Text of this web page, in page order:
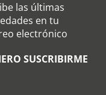
las últimas
en tu
electrónico
SUSCRIBIRME